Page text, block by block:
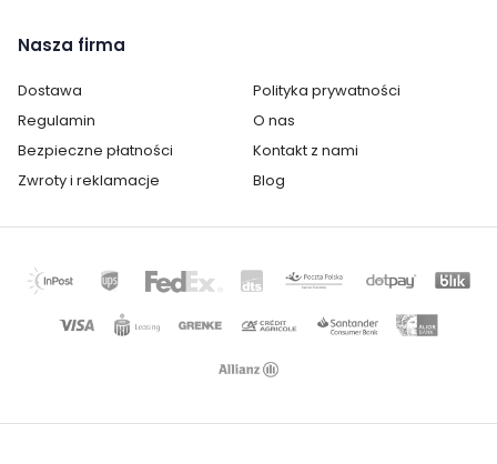
Nasza firma
Dostawa
Polityka prywatności
Regulamin
O nas
Bezpieczne płatności
Kontakt z nami
Zwroty i reklamacje
Blog